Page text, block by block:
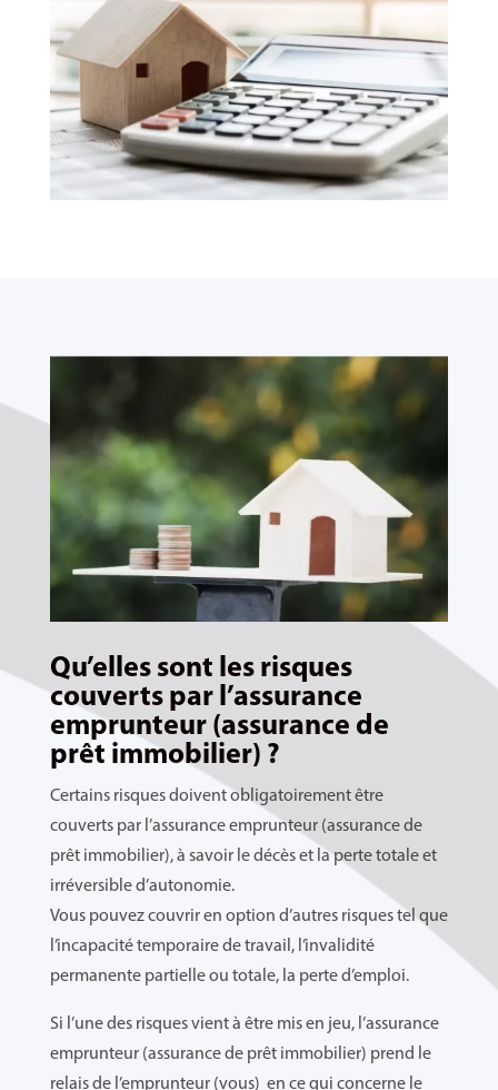
Qu’elles sont les risques
couverts par l’assurance
emprunteur (assurance de
prêt immobilier) ?
Certains risques doivent obligatoirement être
couverts par l’assurance emprunteur (assurance de
prêt immobilier), à savoir le décès et la perte totale et
irréversible d’autonomie.
Vous pouvez couvrir en option d’autres risques tel que
l’incapacité temporaire de travail, l’invalidité
permanente partielle ou totale, la perte d’emploi.
Si l’une des risques vient à être mis en jeu, l’assurance
emprunteur (assurance de prêt immobilier) prend le
relais de l’emprunteur (vous) en ce qui concerne le